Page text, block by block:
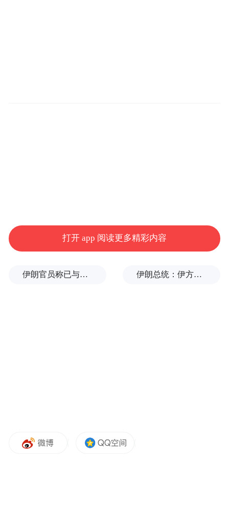
打开 app 阅读更多精彩内容
伊朗官员称已与阿曼就霍尔木兹海峡通行问题明确总体框架 伊朗总统：伊方未在涉谅解备忘录的谈判中作任何让步